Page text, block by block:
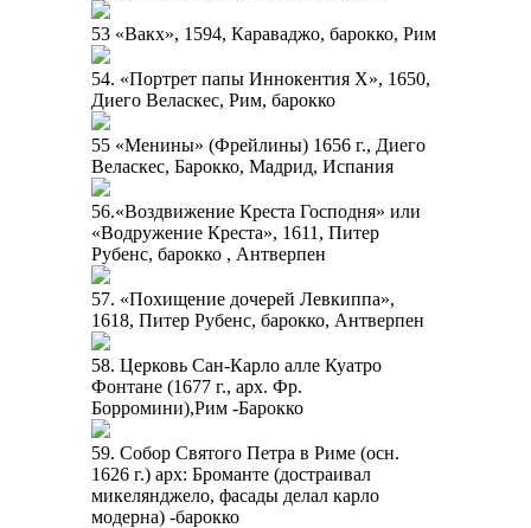
53 «Вакх», 1594, Караваджо, барокко, Рим
54. «Портрет папы Иннокентия X», 1650,
Диего Веласкес, Рим, барокко
55 «Менины» (Фрейлины) 1656 г., Диего
Веласкес, Барокко, Мадрид, Испания
56.«Воздвижение Креста Господня» или
«Водружение Креста», 1611, Питер
Рубенс, барокко , Антверпен
57. «Похищение дочерей Левкиппа»,
1618, Питер Рубенс, барокко, Антверпен
58. Церковь Сан-Карло алле Куатро
Фонтане (1677 г., арх. Фр.
Борромини),Рим -Барокко
59. Собор Святого Петра в Риме (осн.
1626 г.) арх: Броманте (достраивал
микелянджело, фасады делал карло
модерна) -барокко